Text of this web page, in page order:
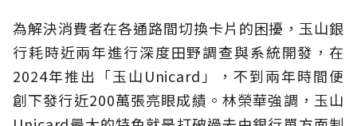
為解決消費者在各通路間切換卡片的困擾，玉山銀
行耗時近兩年進行深度田野調查與系統開發，在
2024年推出「玉山Unicard」，不到兩年時間便
創下發行近200萬張亮眼成績。林榮華強調，玉山